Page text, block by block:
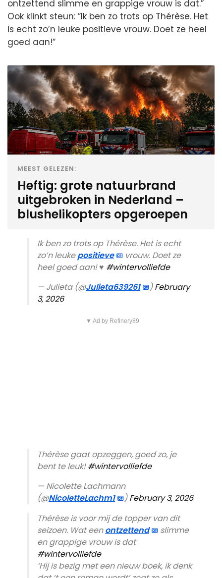
ontzettend slimme en grappige vrouw is dat.”
Ook klinkt steun: ”Ik ben zo trots op Thérèse. Het
is echt zo’n leuke positieve vrouw. Doet ze heel
goed aan!”
MEEST GELEZEN:
Heftig: grote natuurbrand
uitgebroken in Nederland –
blushelikopters opgeroepen
Ik ben zo trots op Thérèse. Het is echt
zo’n leukepositieve
vrouw. Doet ze
heel goed aan! ♥️ #wintervolliefde
— Julieta (@Julieta639261 )February
3, 2026
▼ Ad by Refinery89
Thérèse gaat opzeggen, goed zo, je
bent te leuk!#wintervolliefde
— Nicolette Lachmann
(@NicoletteLachm1 )February 3, 2026
Thérèse is voor mij de topper van dit
seizoen. Wat eenontzettend
slimme
en grappige vrouw is dat
#wintervolliefde
‘Hij is bezig met een nieuw boek, ik denk